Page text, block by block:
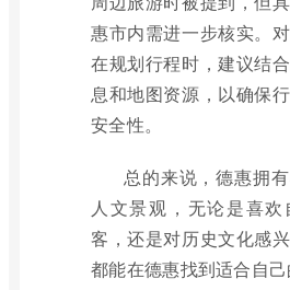
惠市内需进一步核实。
在规划行程时，建议结
息和地图资源，以确保
安全性。
总的来说，德惠拥
人文景观，无论是喜
客，还是对历史文化感
都能在德惠找到适合自己